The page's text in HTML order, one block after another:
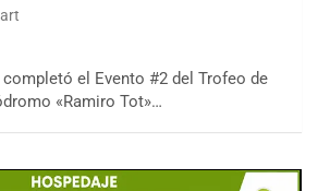
completó el Evento #2 del Trofeo de
«Ramiro Tot»…